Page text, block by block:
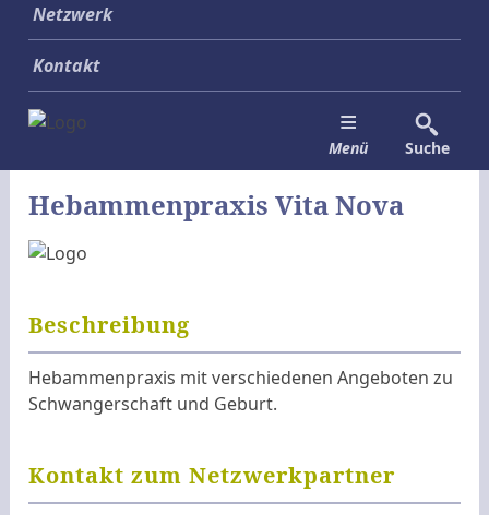
Netzwerk
Kontakt
Suche
Menü
Hebammenpraxis Vita Nova
Beschreibung
Hebammenpraxis mit verschiedenen Angeboten zu
Schwangerschaft und Geburt.
Kontakt zum Netzwerkpartner